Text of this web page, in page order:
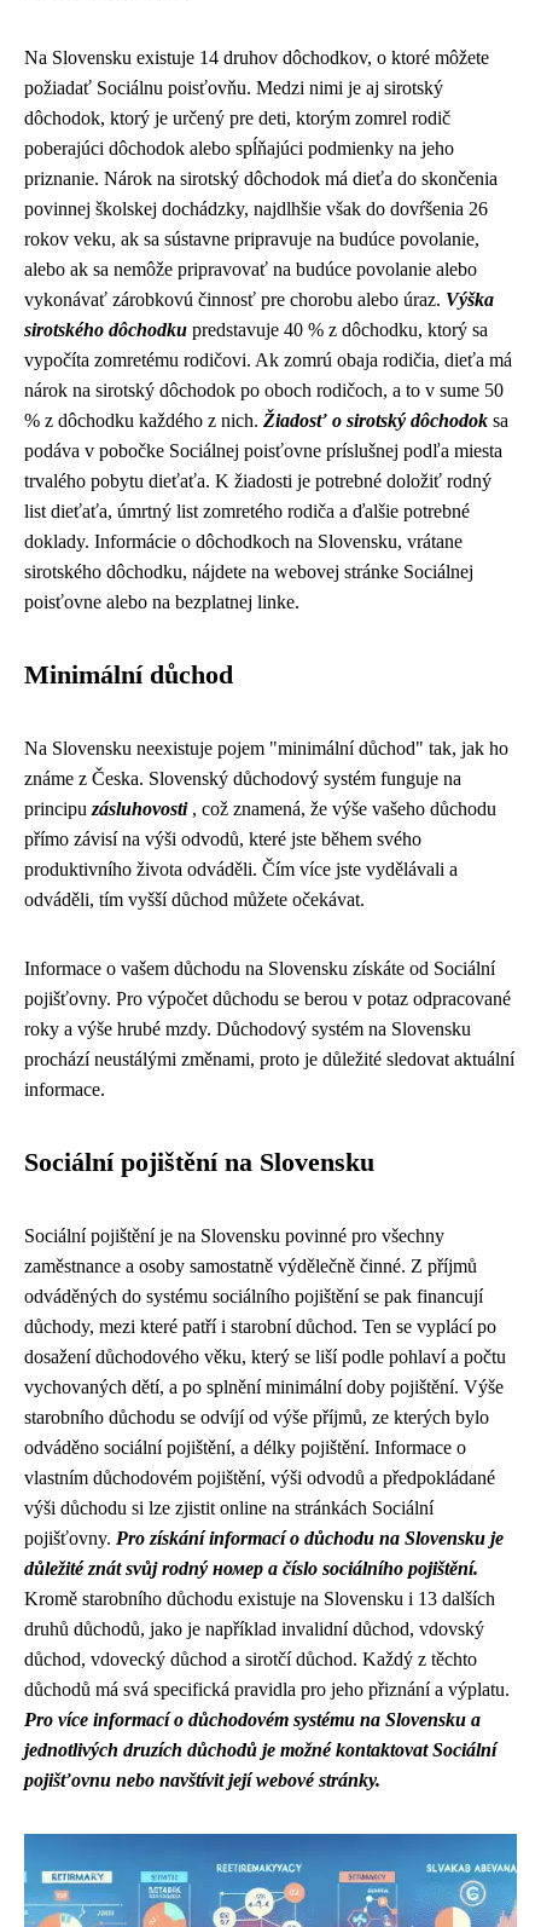
Na Slovensku existuje 14 druhov dôchodkov, o ktoré môžete
požiadať Sociálnu poisťovňu. Medzi nimi je aj sirotský
dôchodok, ktorý je určený pre deti, ktorým zomrel rodič
poberajúci dôchodok alebo spĺňajúci podmienky na jeho
priznanie. Nárok na sirotský dôchodok má dieťa do skončenia
povinnej školskej dochádzky, najdlhšie však do dovŕšenia 26
rokov veku, ak sa sústavne pripravuje na budúce povolanie,
alebo ak sa nemôže pripravovať na budúce povolanie alebo
vykonávať zárobkovú činnosť pre chorobu alebo úraz. Výška
sirotského dôchodku predstavuje 40 % z dôchodku, ktorý sa
vypočíta zomretému rodičovi. Ak zomrú obaja rodičia, dieťa má
nárok na sirotský dôchodok po oboch rodičoch, a to v sume 50
% z dôchodku každého z nich. Žiadosť o sirotský dôchodok sa
podáva v pobočke Sociálnej poisťovne príslušnej podľa miesta
trvalého pobytu dieťaťa. K žiadosti je potrebné doložiť rodný
list dieťaťa, úmrtný list zomretého rodiča a ďalšie potrebné
doklady. Informácie o dôchodkoch na Slovensku, vrátane
sirotského dôchodku, nájdete na webovej stránke Sociálnej
poisťovne alebo na bezplatnej linke.
Minimální důchod
Na Slovensku neexistuje pojem "minimální důchod" tak, jak ho
známe z Česka. Slovenský důchodový systém funguje na
principu zásluhovosti , což znamená, že výše vašeho důchodu
přímo závisí na výši odvodů, které jste během svého
produktivního života odváděli. Čím více jste vydělávali a
odváděli, tím vyšší důchod můžete očekávat.
Informace o vašem důchodu na Slovensku získáte od Sociální
pojišťovny. Pro výpočet důchodu se berou v potaz odpracované
roky a výše hrubé mzdy. Důchodový systém na Slovensku
prochází neustálými změnami, proto je důležité sledovat aktuální
informace.
Sociální pojištění na Slovensku
Sociální pojištění je na Slovensku povinné pro všechny
zaměstnance a osoby samostatně výdělečně činné. Z příjmů
odváděných do systému sociálního pojištění se pak financují
důchody, mezi které patří i starobní důchod. Ten se vyplácí po
dosažení důchodového věku, který se liší podle pohlaví a počtu
vychovaných dětí, a po splnění minimální doby pojištění. Výše
starobního důchodu se odvíjí od výše příjmů, ze kterých bylo
odváděno sociální pojištění, a délky pojištění. Informace o
vlastním důchodovém pojištění, výši odvodů a předpokládané
výši důchodu si lze zjistit online na stránkách Sociální
pojišťovny. Pro získání informací o důchodu na Slovensku je
důležité znát svůj rodný номер a číslo sociálního pojištění.
Kromě starobního důchodu existuje na Slovensku i 13 dalších
druhů důchodů, jako je například invalidní důchod, vdovský
důchod, vdovecký důchod a sirotčí důchod. Každý z těchto
důchodů má svá specifická pravidla pro jeho přiznání a výplatu.
Pro více informací o důchodovém systému na Slovensku a
jednotlivých druzích důchodů je možné kontaktovat Sociální
pojišťovnu nebo navštívit její webové stránky.